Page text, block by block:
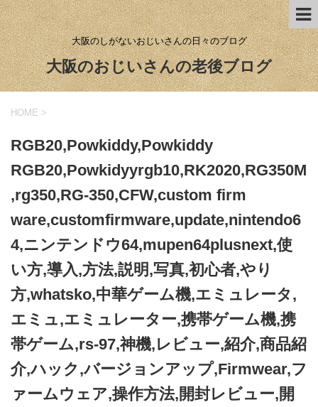
大阪のしがないおじいさんの日々のブログ
大阪のおじいさんの老後ブログ
HOME >
RGB20,Powkiddy,Powkiddy
RGB20,Powkidyyrgb10,RK2020,RG350M
,rg350,RG-350,CFW,custom firm
ware,customfirmware,update,nintendo6
4,ニンテンドウ64,mupen64plusnext,使
い方,導入,方法,説明,写真,初心者,やり
方,whatsko,中華ゲーム機,エミュレータ,
エミュ,エミュレーター,携帯ゲーム機,携
帯ゲーム,rs-97,神機,レビュー,紹介,商品紹
介,ハック,バージョンアップ,Firmwear,フ
ァームウェア,操作方法,開封レビュー,開